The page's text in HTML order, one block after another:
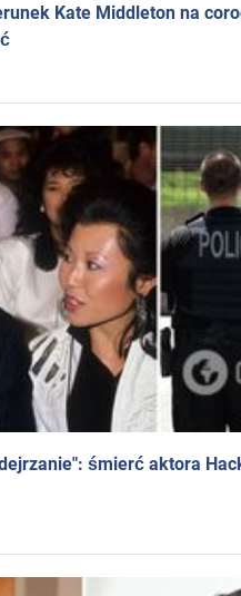
Kate Middleton na
śmierć aktora